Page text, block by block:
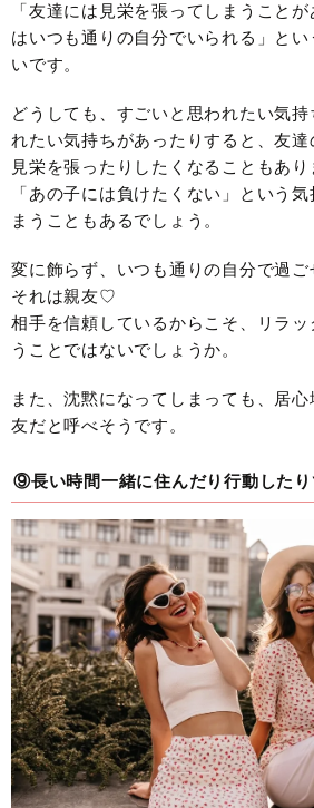
「友達には見栄を張ってしまうこと
はいつも通りの自分でいられる」と
いです。
どうしても、すごいと思われたい気
れたい気持ちがあったりすると、友達
見栄を張ったりしたくなることもあり
「あの子には負けたくない」という
まうこともあるでしょう。
変に飾らず、いつも通りの自分で過ご
それは親友♡
相手を信頼しているからこそ、リラ
うことではないでしょうか。
また、沈黙になってしまっても、居
友だと呼べそうです。
⑨長い時間一緒に住んだり行動した